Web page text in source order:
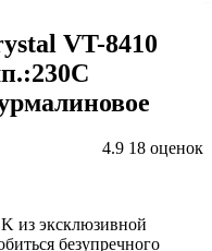
VT-8410
4.9 18 оценок
из эксклюзивной
безупречного